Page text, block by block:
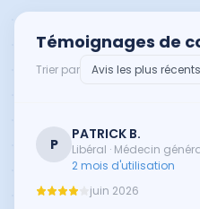
Témoignages de
Trier par
P
PATRICK B.
Libéral · Médecin
2 mois d'utilisation
juin 2026